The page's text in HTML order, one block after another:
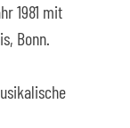
1981 mit
Bonn.